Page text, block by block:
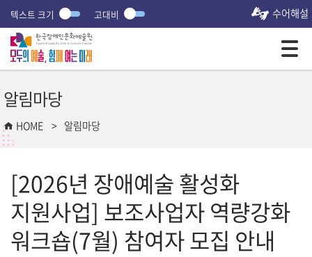
텍스트 크기 고대비 수어해설
알림마당
HOME 알림마당
[2026년 장애예술 활성화
지원사업] 보조사업자 역량강화
워크숍(7월) 참여자 모집 안내